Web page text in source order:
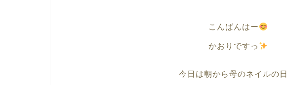
こんばんはー
かおりですっ
今日は朝から母のネイルの日